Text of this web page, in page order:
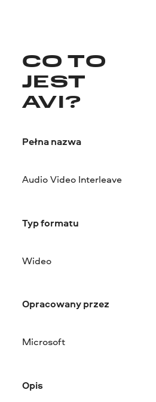
CO TO
JEST
AVI?
Pełna nazwa
Audio Video Interleave
Typ formatu
Wideo
Opracowany przez
Microsoft
Opis